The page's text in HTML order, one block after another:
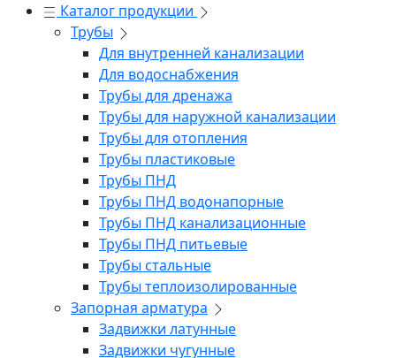
Каталог продукции
Трубы
Для внутренней канализации
Для водоснабжения
Трубы для дренажа
Трубы для наружной канализации
Трубы для отопления
Трубы пластиковые
Трубы ПНД
Трубы ПНД водонапорные
Трубы ПНД канализационные
Трубы ПНД питьевые
Трубы стальные
Трубы теплоизолированные
Запорная арматура
Задвижки латунные
Задвижки чугунные